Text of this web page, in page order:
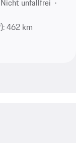
Nicht unfallfrei
462 km